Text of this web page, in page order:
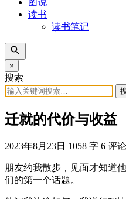
图说
读书
读书笔记
×
搜索
迁就的代价与收益
2023年8月23日 1058 字 6 评论
朋友约我散步，见面才知道
们的第一个话题。